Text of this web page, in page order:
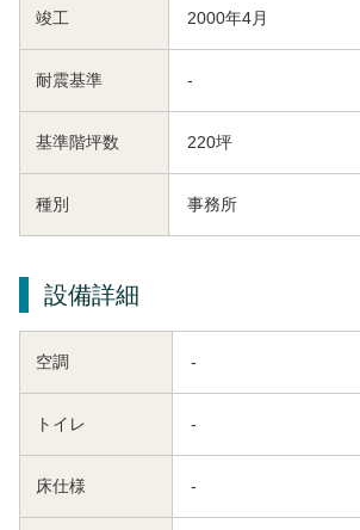
竣工 2000年4月
耐震基準 -
基準階坪数 220坪
種別 事務所
設備詳細
空調 -
トイレ -
床仕様 -